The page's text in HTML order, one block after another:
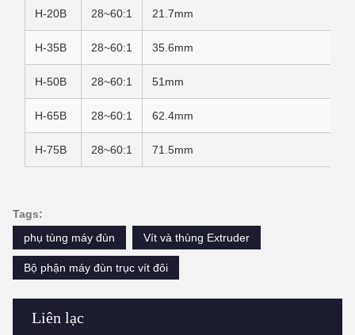
Liên lạc
H-20B 28~60:1 21.7mm
H-35B 28~60:1 35.6mm
H-50B 28~60:1 51mm
H-65B 28~60:1 62.4mm
H-75B 28~60:1 71.5mm
Tags:
phụ tùng máy đùn
Vít và thùng Extruder
Bộ phận máy đùn trục vít đôi